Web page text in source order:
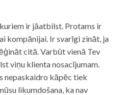
ir jāatbilst. Protams ir
kompānijai. Ir svarīgi zināt, ja
citā. Varbūt vienā Tev
viņu klienta nosacījumam.
nepaskaidro kāpēc tiek
likumdošana, ka nav